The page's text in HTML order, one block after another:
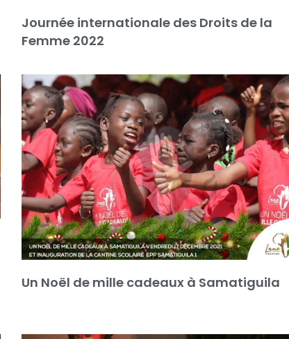
Journée internationale des Droits de la
Femme 2022
Un Noël de mille cadeaux à Samatiguila